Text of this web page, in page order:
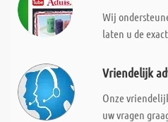
Wij
laten u de
Vriendelijk
Onze
uw vragen